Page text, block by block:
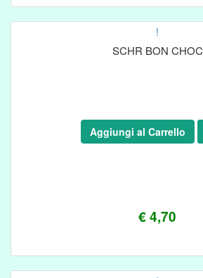
!
SCHR BON CHOC
€ 4,70
Aggiungi al Carrello